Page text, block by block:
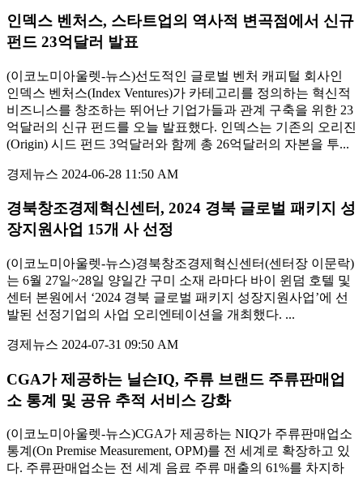
인덱스 벤처스, 스타트업의 역사적 변곡점에서 신규
펀드 23억달러 발표
(이코노미아울렛-뉴스)선도적인 글로벌 벤처 캐피털 회사인
인덱스 벤처스(Index Ventures)가 카테고리를 정의하는 혁신적
비즈니스를 창조하는 뛰어난 기업가들과 관계 구축을 위한 23
억달러의 신규 펀드를 오늘 발표했다. 인덱스는 기존의 오리진
(Origin) 시드 펀드 3억달러와 함께 총 26억달러의 자본을 투...
경제뉴스 2024-06-28 11:50 AM
경북창조경제혁신센터, 2024 경북 글로벌 패키지 성
장지원사업 15개 사 선정
(이코노미아울렛-뉴스)경북창조경제혁신센터(센터장 이문락)
는 6월 27일~28일 양일간 구미 소재 라마다 바이 윈덤 호텔 및
센터 본원에서 ‘2024 경북 글로벌 패키지 성장지원사업’에 선
발된 선정기업의 사업 오리엔테이션을 개최했다. ...
경제뉴스 2024-07-31 09:50 AM
CGA가 제공하는 닐슨IQ, 주류 브랜드 주류판매업
소 통계 및 공유 추적 서비스 강화
(이코노미아울렛-뉴스)CGA가 제공하는 NIQ가 주류판매업소
통계(On Premise Measurement, OPM)를 전 세계로 확장하고 있
다. 주류판매업소는 전 세계 음료 주류 매출의 61%를 차지하